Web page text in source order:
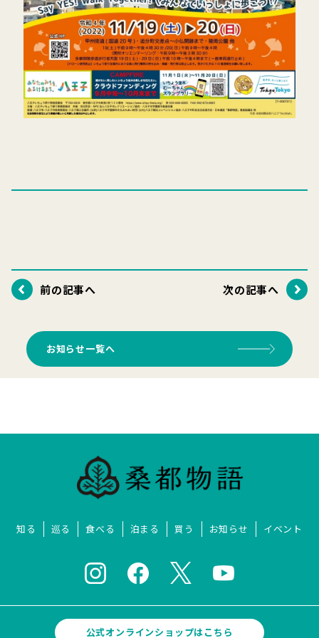
前の記事へ 次の記事へ
お知らせ一覧へ
知る 巡る 食べる 泊まる 買う お知らせ イベント
公式オンラインショップはこちら